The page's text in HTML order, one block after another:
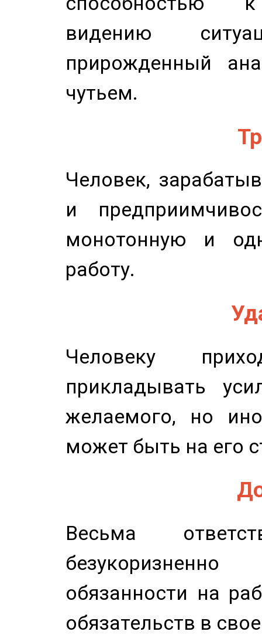
видению
прирожденный
чутьем.
Человек,
и
монотонную и
работу.
Человеку
прикладывать
желаемого, но
может быть на его
Весьма
обязанности на
обязательств в